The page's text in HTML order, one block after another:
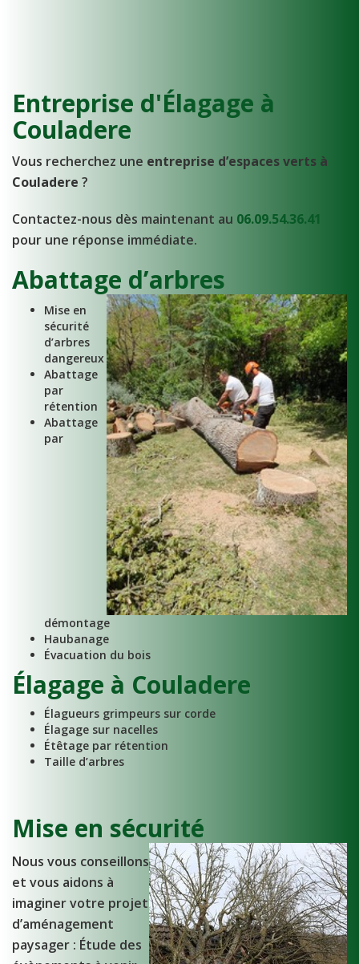
Entreprise d'Élagage à
Couladere
Vous recherchez une entreprise d’espaces verts à
Couladere ?
Contactez-nous dès maintenant au 06.09.54.36.41
pour une réponse immédiate.
Abattage d’arbres
Mise en
sécurité
d’arbres
dangereux
Abattage
par
rétention
Abattage
par
démontage
Haubanage
Évacuation du bois
Élagage à Couladere
Élagueurs grimpeurs sur corde
Élagage sur nacelles
Étêtage par rétention
Taille d’arbres
Mise en sécurité
Nous vous conseillons
et vous aidons à
imaginer votre projet
d’aménagement
paysager : Étude des